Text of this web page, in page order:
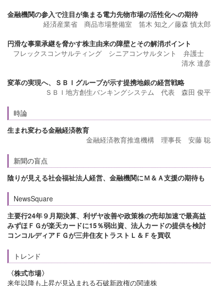
金融機関の参入で注目が集まる電力先物市場の活性化への期待
経済産業省 商品市場整備室 笛木 知之／藤森 慎太郎
円滑な事業承継を脅かす株主由来の障壁とその解消ポイント
フレックスコンサルティング シニアコンサルタント 弁護士
清水 達彦
変革の実現へ、ＳＢＩグループが示す提携地銀の経営戦略
ＳＢＩ地方創生バンキングシステム 代表 森田 俊平
時論
生まれ変わる金融経済教育
金融経済教育推進機構 理事長 安藤 聡
新聞の盲点
陰りが見える社会福祉法人経営、金融機関にＭ＆Ａ支援の期待も
NewsSquare
主要行24年９月期決算、利ザヤ改善や政策株の売却加速で最高益
みずほＦＧが楽天カードに15％弱出資、法人カードの提供を検討
コンコルディアＦＧが三井住友トラストＬ＆Ｆを買収
トレンド
〈株式市場〉
来年以降も上昇が見込まれる石破新政権の関連株